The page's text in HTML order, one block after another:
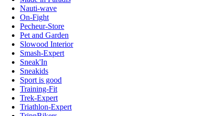
Nauti-wave
On-Fight
Pecheur-Store
Pet and Garden
Slowood Interior
Smash-Expert
Sneak'In
Sneakids
Sport is good
Training-Fit
Trek-Expert
Triathlon-Expert